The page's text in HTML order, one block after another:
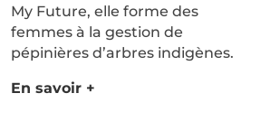
My Future, elle forme des
femmes à la gestion de
pépinières d’arbres indigènes.
En savoir +